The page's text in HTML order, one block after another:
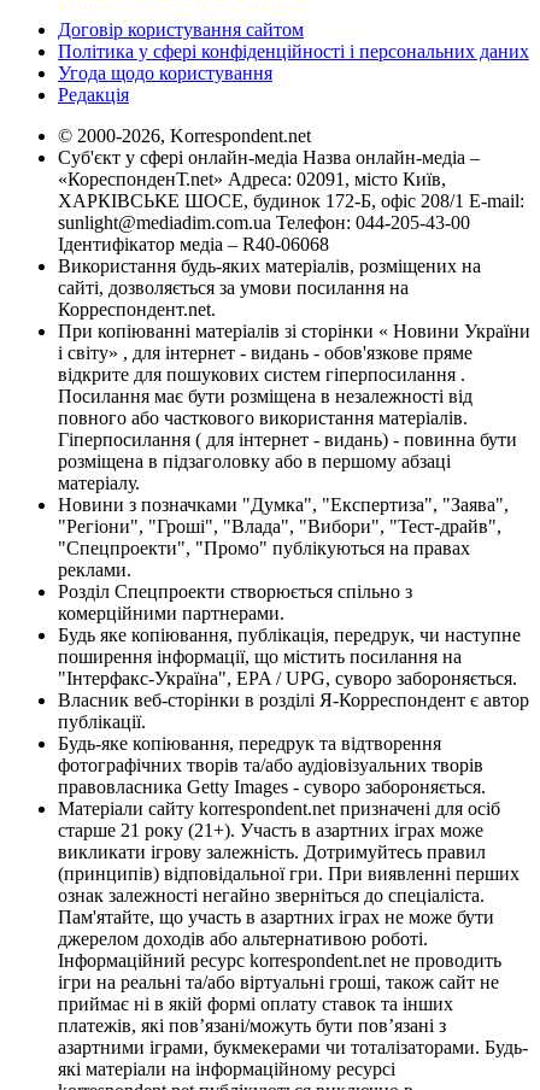
Договір користування сайтом
Політика у сфері конфіденційності і персональних даних
Угода щодо користування
Редакція
© 2000-2026, Korrespondent.net
Суб'єкт у сфері онлайн-медіа Назва онлайн-медіа –
«КореспонденТ.net» Адреса: 02091, місто Київ,
ХАРКІВСЬКЕ ШОСЕ, будинок 172-Б, офіс 208/1 E-mail:
sunlight@mediadim.com.ua Телефон: 044-205-43-00
Ідентифікатор медіа – R40-06068
Використання будь-яких матеріалів, розміщених на
сайті, дозволяється за умови посилання на
Корреспондент.net.
При копіюванні матеріалів зі сторінки « Новини України
і світу» , для інтернет - видань - обов'язкове пряме
відкрите для пошукових систем гіперпосилання .
Посилання має бути розміщена в незалежності від
повного або часткового використання матеріалів.
Гіперпосилання ( для інтернет - видань) - повинна бути
розміщена в підзаголовку або в першому абзаці
матеріалу.
Новини з позначками "Думка", "Експертиза", "Заява",
"Регіони", "Гроші", "Влада", "Вибори", "Тест-драйв",
"Спецпроекти", "Промо" публікуються на правах
реклами.
Розділ Спецпроекти створюється спільно з
комерційними партнерами.
Будь яке копіювання, публікація, передрук, чи наступне
поширення інформації, що містить посилання на
"Інтерфакс-Україна", EPA / UPG, суворо забороняється.
Власник веб-сторінки в розділі Я-Корреспондент є автор
публікації.
Будь-яке копіювання, передрук та відтворення
фотографічних творів та/або аудіовізуальних творів
правовласника Getty Images - суворо забороняється.
Матеріали сайту korrespondent.net призначені для осіб
старше 21 року (21+). Участь в азартних іграх може
викликати ігрову залежність. Дотримуйтесь правил
(принципів) відповідальної гри. При виявленні перших
ознак залежності негайно зверніться до спеціаліста.
Пам'ятайте, що участь в азартних іграх не може бути
джерелом доходів або альтернативою роботі.
Інформаційний ресурс korrespondent.net не проводить
ігри на реальні та/або віртуальні гроші, також сайт не
приймає ні в якій формі оплату ставок та інших
платежів, які пов’язані/можуть бути пов’язані з
азартними іграми, букмекерами чи тоталізаторами. Будь-
які матеріали на інформаційному ресурсі